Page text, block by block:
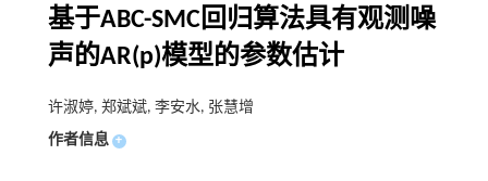
基于ABC-SMC回归算法具有观测噪
声的AR(p)模型的参数估计
许淑婷, 郑斌斌, 李安水, 张慧增
作者信息 +